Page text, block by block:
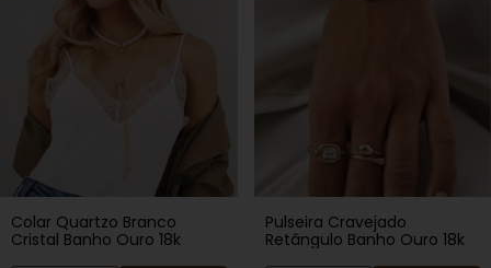
Colar Quartzo Branco
Cristal Banho Ouro 18k
Pulseira Cravejado
Retângulo Banho Ouro 18k